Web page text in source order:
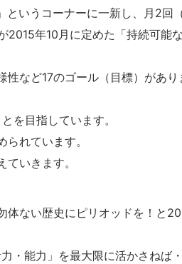
というコーナーに一新し、月2回
2015年10月に定めた「持続可能
など17のゴール（目標）があり
を目指しています。
れています。
いきます。
体ない歴史にピリオッドを！と
・能力」を最大限に活かさねば・